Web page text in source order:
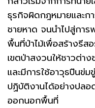
ธุรกิจผิดกฎหมายและก
ชายหาด จนนำไปสู่กา
พื้นที่ป่าไม้เพื่อสร้างรีส
เขตป่าสงวนให้ชาวต่า
และมีการใช้อาวุธปืนข่ม
ปฏิบัติงานได้อย่างปล
ออกนอกพื้นที่